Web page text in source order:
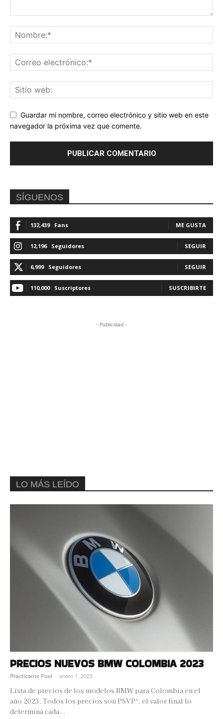
Guardar mi nombre, correo electrónico y sitio web en este
navegador la próxima vez que comente.
SÍGUENOS
132,439 Fans ME GUSTA
12,196 Seguidores SEGUIR
6,999 Seguidores SEGUIR
110,000 Suscriptores SUSCRIBIRTE
- Publicidad -
LO MÁS LEÍDO
PRECIOS NUEVOS BMW COLOMBIA 2023
Practicante Fuel - enero 1, 2023
Lista de precios de los modelos BMW para Colombia en el
año 2023. Todos los precios son PSVP*, el valor final lo
determina cada...